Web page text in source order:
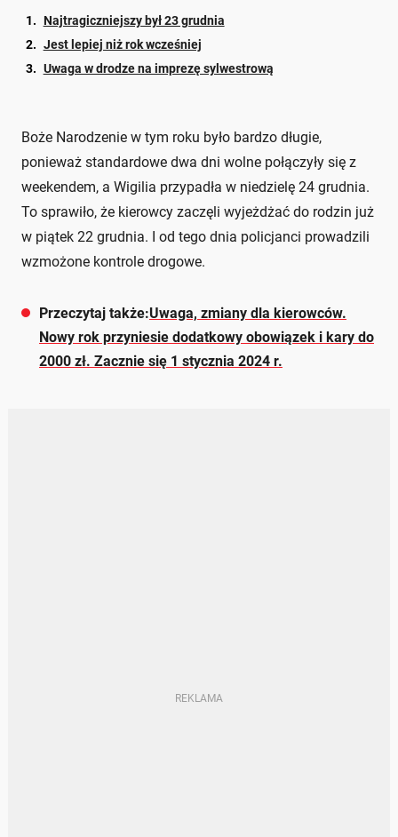
Najtragiczniejszy był 23 grudnia
Jest lepiej niż rok wcześniej
Uwaga w drodze na imprezę sylwestrową
Boże Narodzenie w tym roku było bardzo długie,
ponieważ standardowe dwa dni wolne połączyły się z
weekendem, a Wigilia przypadła w niedzielę 24 grudnia.
To sprawiło, że kierowcy zaczęli wyjeżdżać do rodzin już
w piątek 22 grudnia. I od tego dnia policjanci prowadzili
wzmożone kontrole drogowe.
Przeczytaj także:Uwaga, zmiany dla kierowców.
Nowy rok przyniesie dodatkowy obowiązek i kary do
2000 zł. Zacznie się 1 stycznia 2024 r.